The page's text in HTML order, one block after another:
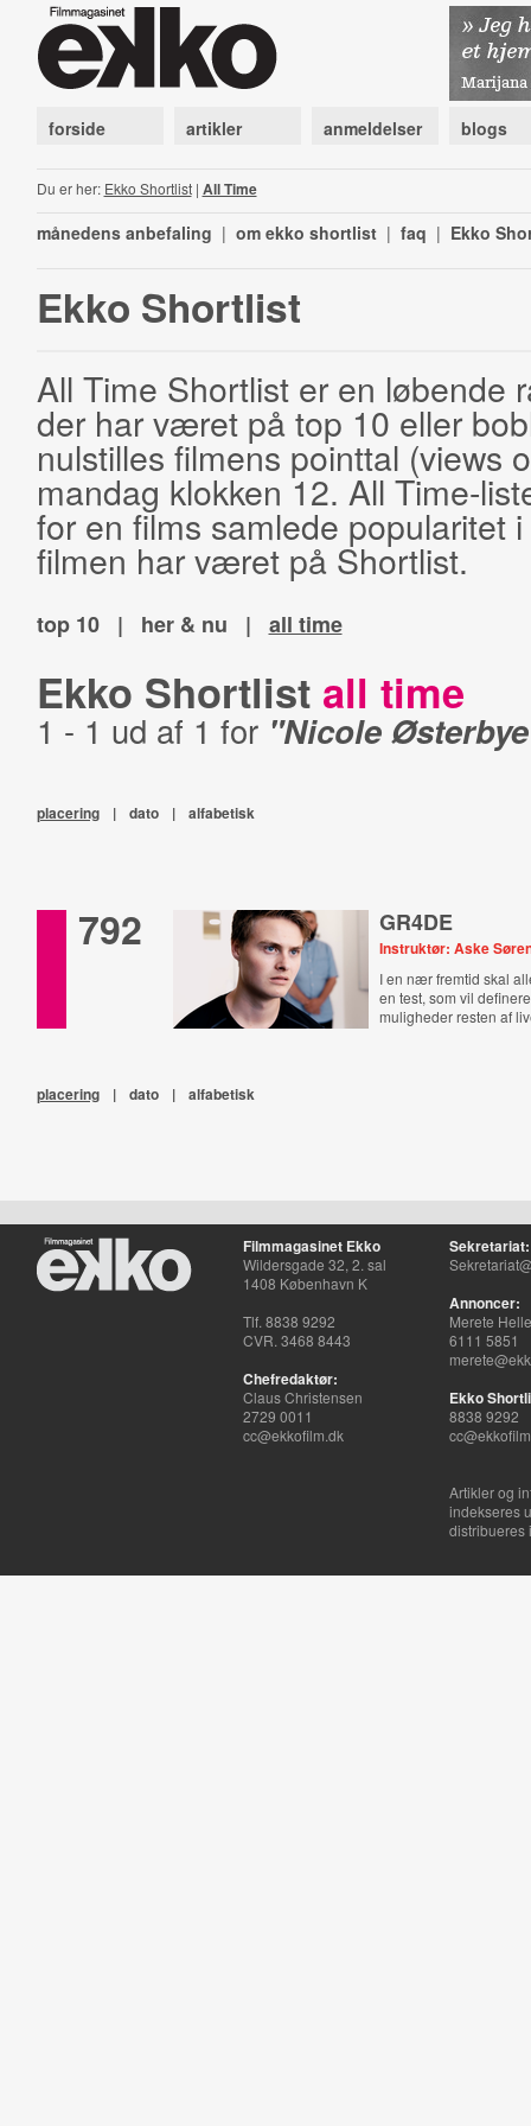
forside artikler anmeldelser blogs
Du er her: Ekko Shortlist| All Time
månedens anbefaling | om ekko shortlist | faq | Ekko
Ekko Shortlist
All Time Shortlist er en løbende
der har været på top 10 eller
nulstilles filmens pointtal (views
mandag klokken 12. All Time-
for en films samlede popularitet
filmen har været på Shortlist.
top 10 | her & nu | all time
Ekko Shortlist all time
1 - 1 ud af 1 for "Nicole
placering | dato | alfabetisk
792 GR4DE
Instruktør: Aske
I en nær fremtid skal
en test, som vil
muligheder resten af
placering | dato | alfabetisk
Filmmagasinet Ekko
Wildersgade 32, 2. sal
1408 København K
Tlf. 8838 9292
CVR. 3468 8443
Chefredaktør:
Claus Christensen
2729 0011
cc@ekkofilm.dk
Sekretariat:
Annoncer:
Merete
6111 5851
Ekko
8838 9292
Artikler og
indekseres
distribueres